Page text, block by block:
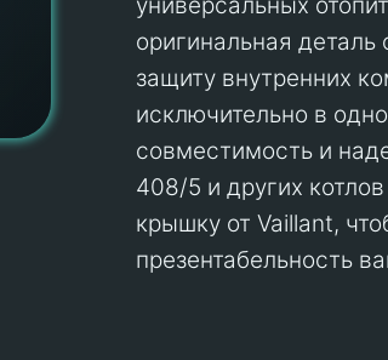
оригинальная
защиту внутренних
исключительно в
совместимость и
408/5 и других
крышку от Vaillant,
презентабельность